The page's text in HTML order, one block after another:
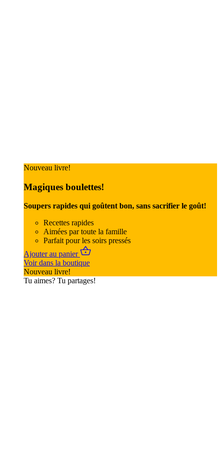
Nouveau livre!
Magiques boulettes!
Soupers rapides qui goûtent bon, sans sacrifier le goût!
Recettes rapides
Aimées par toute la famille
Parfait pour les soirs pressés
Ajouter au panier
Voir dans la boutique
Nouveau livre!
Tu aimes? Tu partages!